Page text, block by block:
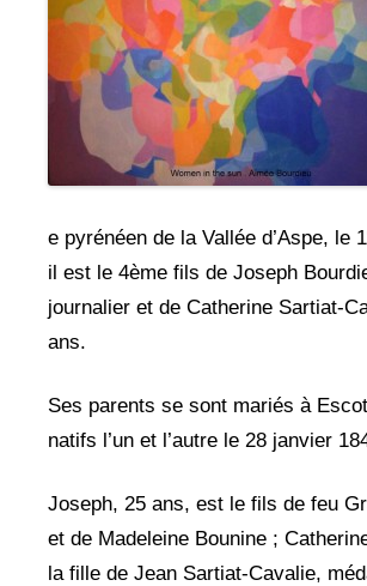
e pyrénéen de la Vallée d’Aspe, le 1
il est le 4ème fils de Joseph
journalier et de Catherine Sartiat-
ans.
Ses parents se sont mariés à
natifs l’un et l’autre le 28 janvier
Joseph, 25 ans, est le fils de feu
et de Madeleine Bounine ;
la fille de Jean Sartiat-Cavalie,